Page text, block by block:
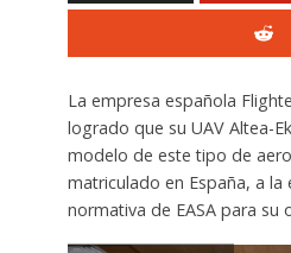
La empresa española
logrado que su UAV Altea-
modelo de este tipo de
matriculado en España, a la
normativa de EASA para su